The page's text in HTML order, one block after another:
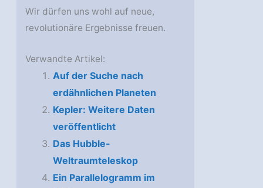
Wir dürfen uns wohl auf neue,
revolutionäre Ergebnisse freuen.
Verwandte Artikel:
Auf der Suche nach
erdähnlichen Planeten
Kepler: Weitere Daten
veröffentlicht
Das Hubble-
Weltraumteleskop
Ein Parallelogramm im